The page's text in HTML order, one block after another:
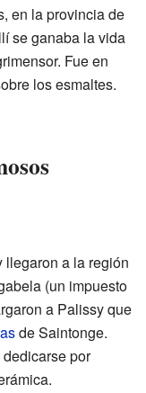
en la provincia de
se ganaba la vida
Fue en
los esmaltes.
llegaron a la región
(un impuesto
a Palissy que
de Saintonge.
por